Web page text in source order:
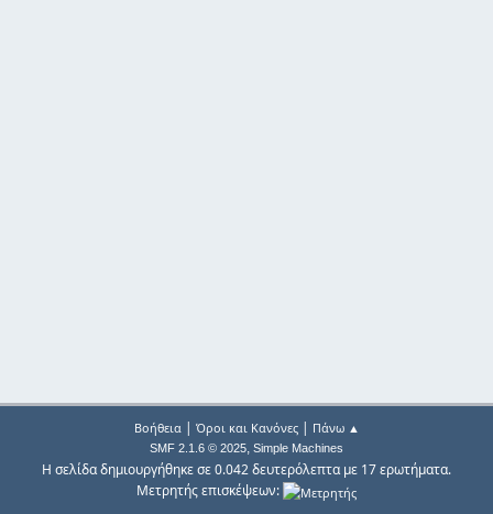
Βοήθεια| Όροι και Κανόνες| Πάνω ▲
SMF 2.1.6 © 2025, Simple Machines
Η σελίδα δημιουργήθηκε σε 0.042 δευτερόλεπτα με 17 ερωτήματα.
Μετρητής επισκέψεων: